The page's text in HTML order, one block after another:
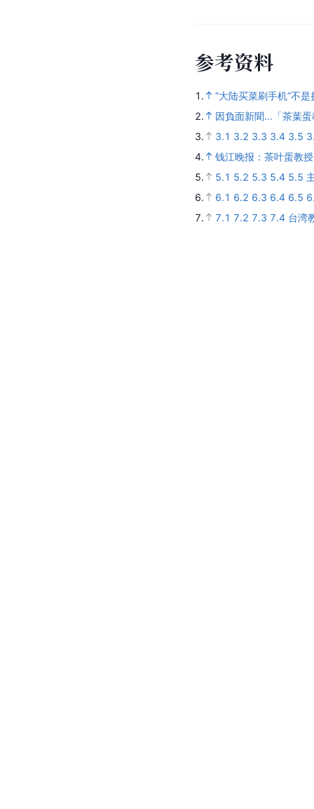
参考资料
1.
“大陆买菜刷手机”不
2.
因負面新聞...「茶葉
3.
3.1 3.2 3.3 3.4 3.5
4.
钱江晚报：茶叶蛋教
5.
5.1 5.2 5.3 5.4 5.5
6.
6.1 6.2 6.3 6.4 6.5
7.
7.1 7.2 7.3 7.4 台湾